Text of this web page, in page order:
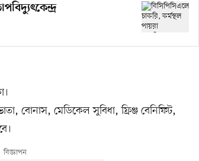
বোনাস, মেডিকেল সুবিধা, ফ্রিঞ্জ বেনিফিট,